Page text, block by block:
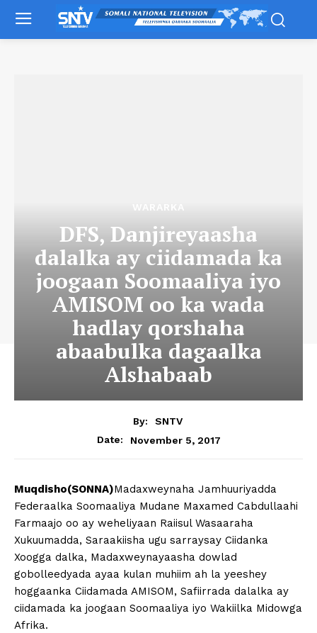
DFS, Danjireyaasha
dalalka ay ciidamada ka
joogaan Soomaaliya iyo
AMISOM oo ka wada
hadlay qorshaha
abaabulka dagaalka
Alshabaab
By:
SNTV
Date:
November 5, 2017
Muqdisho(SONNA)Madaxweynaha Jamhuuriyadda
Federaalka Soomaaliya Mudane Maxamed Cabdullaahi
Farmaajo oo ay weheliyaan Raiisul Wasaaraha
Xukuumadda, Saraakiisha ugu sarraysay Ciidanka
Xoogga dalka, Madaxweynayaasha dowlad
gobolleedyada ayaa kulan muhiim ah la yeeshey
hoggaanka Ciidamada AMISOM, Safiirrada dalalka ay
ciidamada ka joogaan Soomaaliya iyo Wakiilka Midowga
Afrika.